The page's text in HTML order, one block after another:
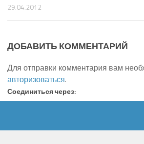
29.04.2012
ДОБАВИТЬ КОММЕНТАРИЙ
Для отправки комментария вам
авторизоваться.
Соединиться через: